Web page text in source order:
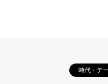
時代・テ